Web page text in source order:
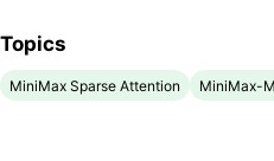
Topics
MiniMax Sparse Attention MiniMax-